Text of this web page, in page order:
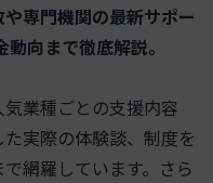
専門機関の最新サポー
向まで徹底解説。
業種ごとの支援内容
実際の体験談、制度を
網羅しています。さら